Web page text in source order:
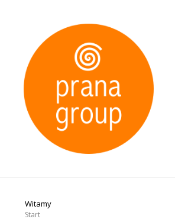
Witamy
Start